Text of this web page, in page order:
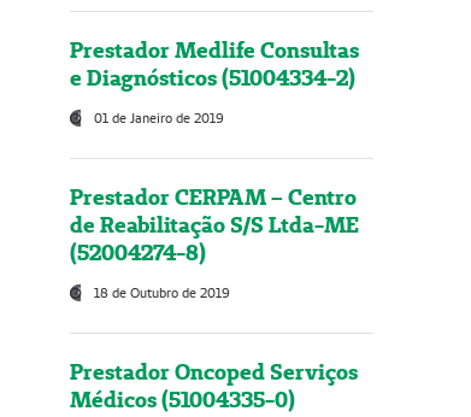
Prestador Medlife Consultas
e Diagnósticos (51004334-2)
01 de Janeiro de 2019
Prestador CERPAM – Centro
de Reabilitação S/S Ltda-ME
(52004274-8)
18 de Outubro de 2019
Prestador Oncoped Serviços
Médicos (51004335-0)